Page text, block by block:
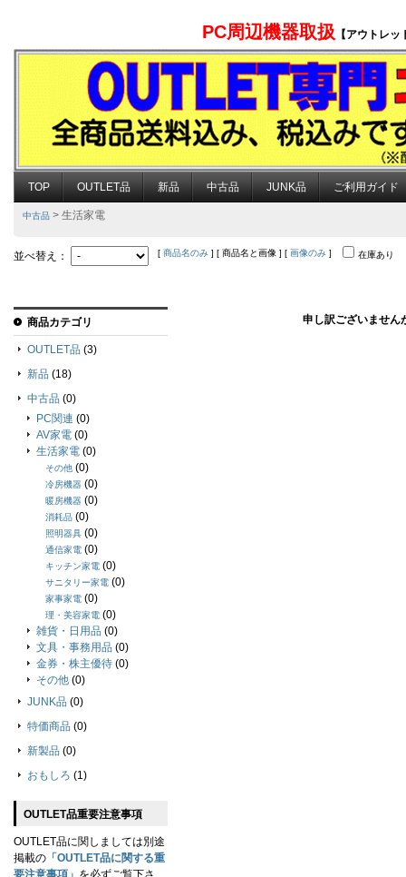
PC周辺機器取扱 【アウトレ
TOP OUTLET品 新品 中古品 JUNK品 ご利用ガイド
中古品 > 生活家電
並べ替え： [ 商品名のみ ] [ 商品名と画像 ] [ 画像のみ ] 在庫あり
申し訳ございません
商品カテゴリ
OUTLET品 (3)
新品 (18)
中古品 (0)
PC関連 (0)
AV家電 (0)
生活家電 (0)
その他 (0)
冷房機器 (0)
暖房機器 (0)
消耗品 (0)
照明器具 (0)
通信家電 (0)
キッチン家電 (0)
サニタリー家電 (0)
家事家電 (0)
理・美容家電 (0)
雑貨・日用品 (0)
文具・事務用品 (0)
金券・株主優待 (0)
その他 (0)
JUNK品 (0)
特価商品 (0)
新製品 (0)
おもしろ (1)
OUTLET品重要注意事項
OUTLET品に関しましては別途
掲載の 「OUTLET品に関する重